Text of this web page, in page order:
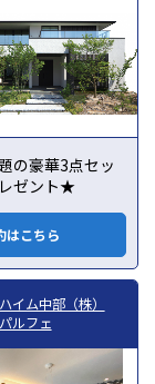
の豪華3点セッ
ゼント★
はこちら
イム中部（株）
パルフェ